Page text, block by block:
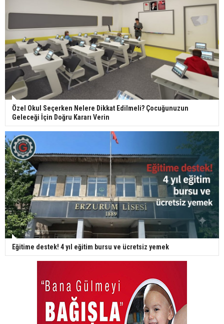
Özel Okul Seçerken Nelere Dikkat Edilmeli? Çocuğunuzun
Geleceği İçin Doğru Kararı Verin
Eğitime destek! 4 yıl eğitim bursu ve ücretsiz yemek